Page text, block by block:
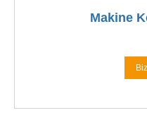
Makine